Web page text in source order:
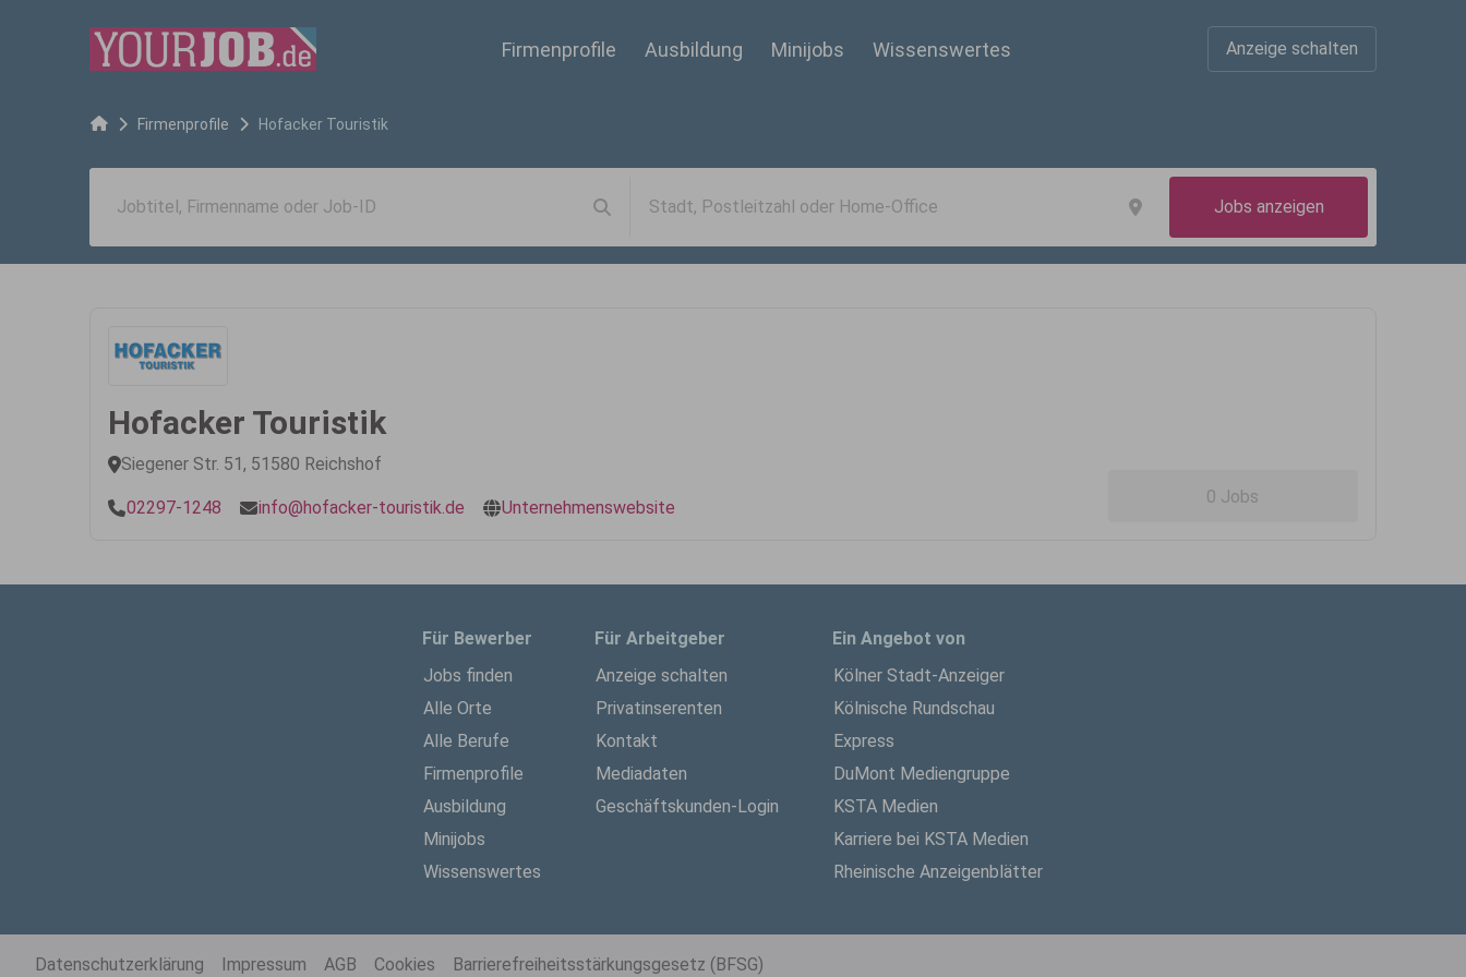
Firmenprofile Ausbildung Minijobs Wissenswertes Anzeige schalten
Firmenprofile Hofacker Touristik
Jobs anzeigen
Hofacker Touristik
Siegener Str. 51, 51580 Reichshof
02297-1248 info@hofacker-touristik.de Unternehmenswebsite
0 Jobs
Für Bewerber
Jobs finden
Alle Orte
Alle Berufe
Firmenprofile
Ausbildung
Minijobs
Wissenswertes
Für Arbeitgeber
Anzeige schalten
Privatinserenten
Kontakt
Mediadaten
Geschäftskunden-Login
Ein Angebot von
Kölner Stadt-Anzeiger
Kölnische Rundschau
Express
DuMont Mediengruppe
KSTA Medien
Karriere bei KSTA Medien
Rheinische Anzeigenblätter
Datenschutzerklärung Impressum AGB Cookies Barrierefreiheitsstärkungsgesetz (BFSG)